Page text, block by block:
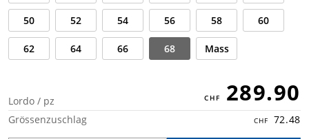
50 52 54 56 58 60
62 64 66 68 Mass
Lordo / pz 289.90
Grössenzuschlag 72.48